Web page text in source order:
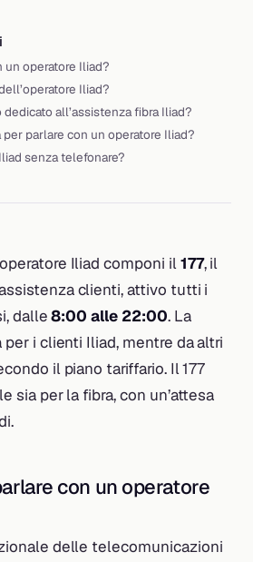
un operatore Iliad?
Iliad?
all’assistenza fibra Iliad?
parlare con un operatore Iliad?
senza telefonare?
Iliad componi il177, il
clienti, attivo tutti i
dalle8:00 alle 22:00. La
i clienti Iliad, mentre da altri
il piano tariffario. Il 177
sia per la fibra, con un’attesa
con un operatore
delle telecomunicazioni